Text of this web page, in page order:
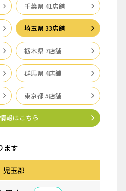
千葉県 41店舗
埼玉県 33店舗
栃木県 7店舗
群馬県 4店舗
東京都 5店舗
報はこちら
ます
児玉郡